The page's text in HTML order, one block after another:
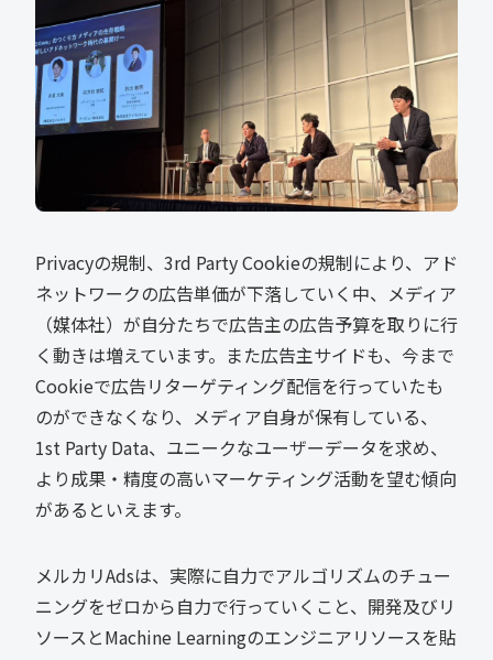
Privacyの規制、3rd Party Cookieの規制により、アド
ネットワークの広告単価が下落していく中、メディア
（媒体社）が自分たちで広告主の広告予算を取りに行
く動きは増えています。また広告主サイドも、今まで
Cookieで広告リターゲティング配信を行っていたも
のができなくなり、メディア自身が保有している、
1st Party Data、ユニークなユーザーデータを求め、
より成果・精度の高いマーケティング活動を望む傾向
があるといえます。
メルカリAdsは、実際に自力でアルゴリズムのチュー
ニングをゼロから自力で行っていくこと、開発及びリ
ソースとMachine Learningのエンジニアリソースを貼